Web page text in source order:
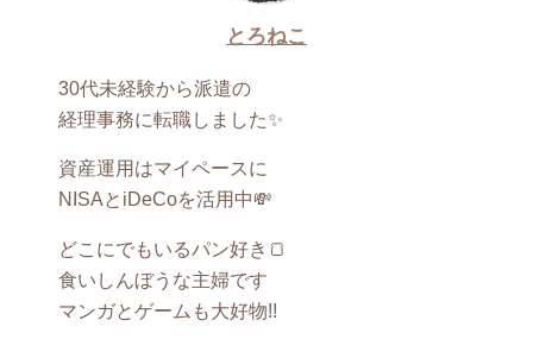
とろねこ
30代未経験から派遣の
経理事務に転職しました✨
資産運用はマイペースに
NISAとiDeCoを活用中💸
どこにでもいるパン好き🍞
食いしんぼうな主婦です
マンガとゲームも大好物!!